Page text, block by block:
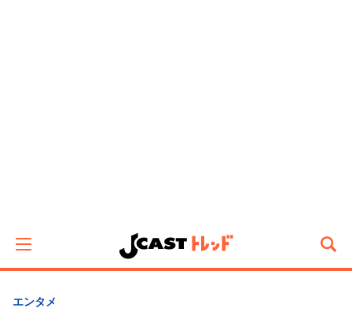
エンタメ